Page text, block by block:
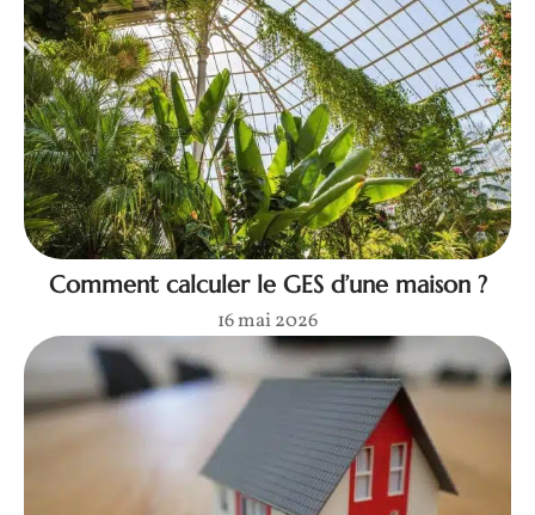
Comment calculer le GES d’une maison ?
16 mai 2026